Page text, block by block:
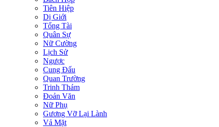
Tiên Hiệp
Dị Giới
Tổng Tài
Quân Sự
Nữ Cường
Lịch Sử
Ngược
Cung Đấu
Quan Trường
Trinh Thám
Đoản Văn
Nữ Phụ
Gương Vỡ Lại Lành
Vả Mặt